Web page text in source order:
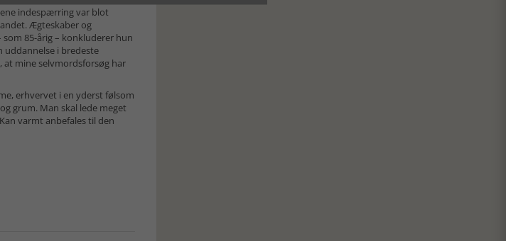
indespærring var blot
Ægteskaber og
85-årig – konkluderer hun
i bredeste
at mine selvmordsforsøg har
erhvervet i en yderst følsom
grum. Man skal lede meget
varmt anbefales til den